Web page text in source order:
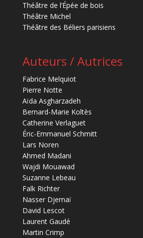
Théâtre de l’Épée de bois
Théâtre Michel
Théâtre des Béliers parisiens
Auteurs / Autrices
Fabrice Melquiot
Pierre Notte
Aïda Asgharzadeh
Bernard-Marie Koltès
Catherine Verlaguet
Éric-Emmanuel Schmitt
Lars Noren
Ahmed Madani
Wajdi Mouawad
Suzanne Lebeau
Falk Richter
Nasser Djemaï
David Lescot
Laurent Gaudé
Martin Crimp